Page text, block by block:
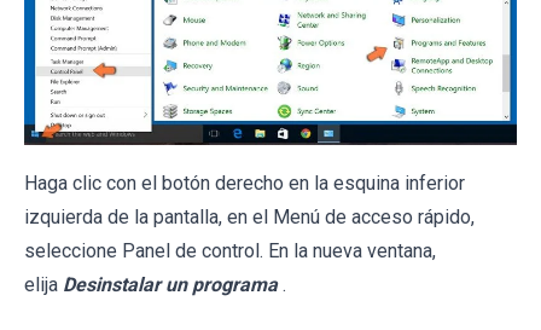
Haga clic con el botón derecho en la esquina inferior
izquierda de la pantalla, en el Menú de acceso rápido,
seleccione Panel de control. En la nueva ventana,
elija Desinstalar un programa .